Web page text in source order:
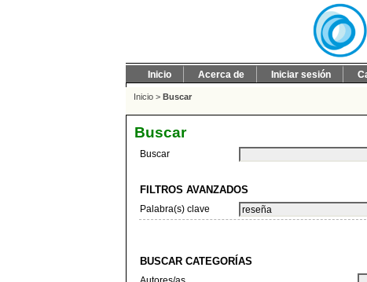
Inicio Acerca de Iniciar sesión
Inicio > Buscar
Buscar
Buscar
FILTROS AVANZADOS
Palabra(s) clave
BUSCAR CATEGORÍAS